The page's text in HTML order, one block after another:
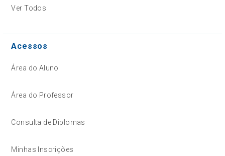
Ver Todos
Acessos
Área do Aluno
Área do Professor
Consulta de Diplomas
Minhas Inscrições